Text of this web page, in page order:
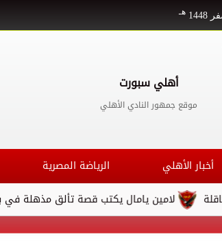
هـ
أهلي سبورت
موقع جمهور النادي الأهلي
أخبار الأهلي الرياضة المصرية
لامين يامال يكتب قصة تألق مذهلة في برشلونة